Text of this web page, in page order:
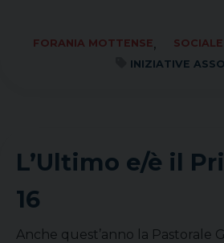
FORANIA MOTTENSE,
INIZIATIVE
L’Ultimo e/è il
16
Anche quest’anno la Pastorale